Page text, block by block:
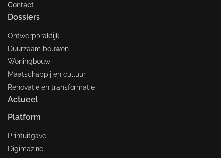
Contact
Dossiers
Ontwerppraktijk
Duurzaam bouwen
Woningbouw
Maatschappij en cultuur
Renovatie en transformatie
Actueel
Platform
Printuitgave
Digimazine